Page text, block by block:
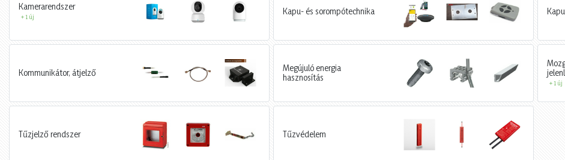
Kamerarendszer
+ 1 új
Kapu- és sorompótechnika
Kommunikátor, átjelző
Megújuló energia
hasznosítás
+ 1 új
Tűzjelző rendszer Tűzvédelem